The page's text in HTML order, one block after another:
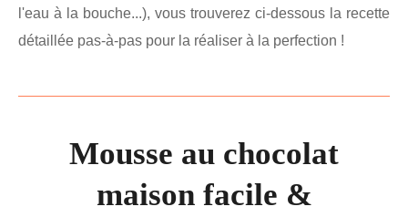
l'eau à la bouche...), vous trouverez ci-dessous la recette
détaillée pas-à-pas pour la réaliser à la perfection !
Mousse au chocolat
maison facile &